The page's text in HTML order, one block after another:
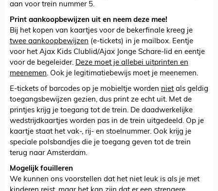
aan voor trein nummer 5.
Print aankoopbewijzen uit en neem deze mee!
Bij het kopen van kaartjes voor de bekerfinale kreeg je
twee aankoopbewijzen (e-tickets) in je mailbox. Eentje
voor het Ajax Kids Clublid/Ajax Jonge Schare-lid en eentje
voor de begeleider. Deze moet je allebei uitprinten en
meenemen. Ook je legitimatiebewijs moet je meenemen.
E-tickets of barcodes op je mobieltje worden niet als geldig
toegangsbewijzen gezien, dus print ze echt uit. Met de
printjes krijg je toegang tot de trein. De daadwerkelijke
wedstrijdkaartjes worden pas in de trein uitgedeeld. Op je
kaartje staat het vak-, rij- en stoelnummer. Ook krijg je
speciale polsbandjes die je toegang geven tot de trein
terug naar Amsterdam.
Mogelijk fouilleren
We kunnen ons voorstellen dat het niet leuk is als je met